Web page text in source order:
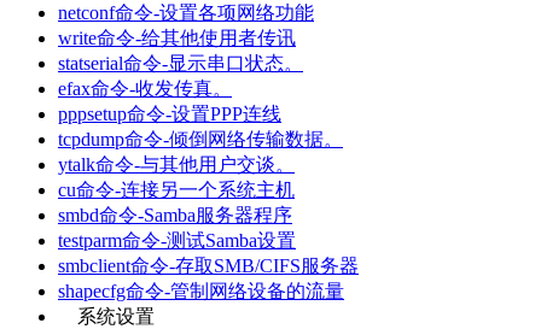
netconf命令-设置各项网络功能
write命令-给其他使用者传讯
statserial命令-显示串口状态。
efax命令-收发传真。
pppsetup命令-设置PPP连线
tcpdump命令-倾倒网络传输数据。
ytalk命令-与其他用户交谈。
cu命令-连接另一个系统主机
smbd命令-Samba服务器程序
testparm命令-测试Samba设置
smbclient命令-存取SMB/CIFS服务器
shapecfg命令-管制网络设备的流量
系统设置